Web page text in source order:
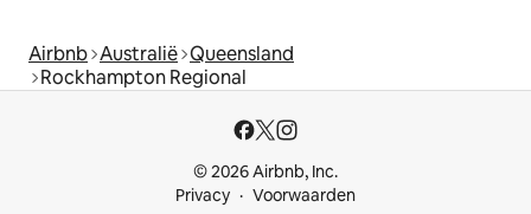
Airbnb Australië Queensland
Rockhampton Regional
© 2026 Airbnb, Inc.
Privacy
Voorwaarden